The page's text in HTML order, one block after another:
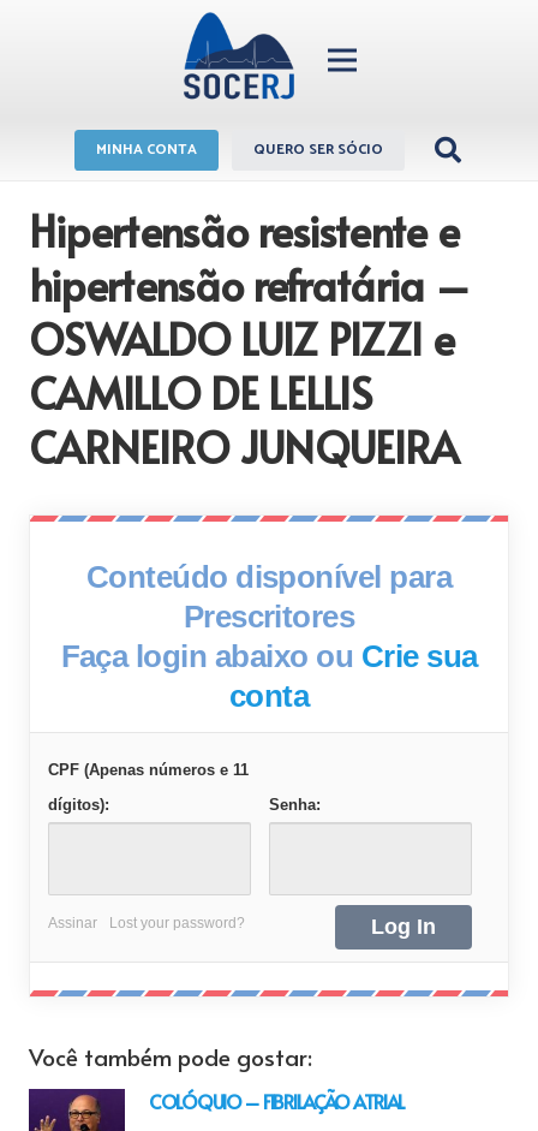
MINHA CONTA QUERO SER SÓCIO
Hipertensão resistente e
hipertensão refratária –
OSWALDO LUIZ PIZZI e
CAMILLO DE LELLIS
CARNEIRO JUNQUEIRA
Conteúdo disponível para
Prescritores
Faça login abaixo ou Crie sua
conta
CPF (Apenas números e 11
dígitos):
Senha:
Assinar Lost your password?
Você também pode gostar:
COLÓQUIO – FIBRILAÇÃO ATRIAL